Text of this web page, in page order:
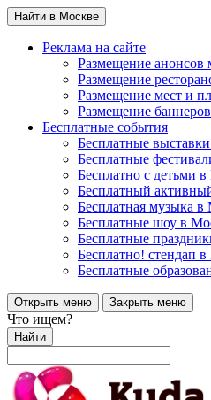
Найти в Москве
Реклама на сайте
Размещение анонсов
Размещение
Размещение мест и
Размещение баннеров
Бесплатные события
Бесплатные
Бесплатные
Бесплатно с детьми
Бесплатный
Бесплатная музыка в
Бесплатные шоу в
Бесплатные
Бесплатно! стендап
Бесплатные
Открыть меню Закрыть меню
Что ищем?
Найти